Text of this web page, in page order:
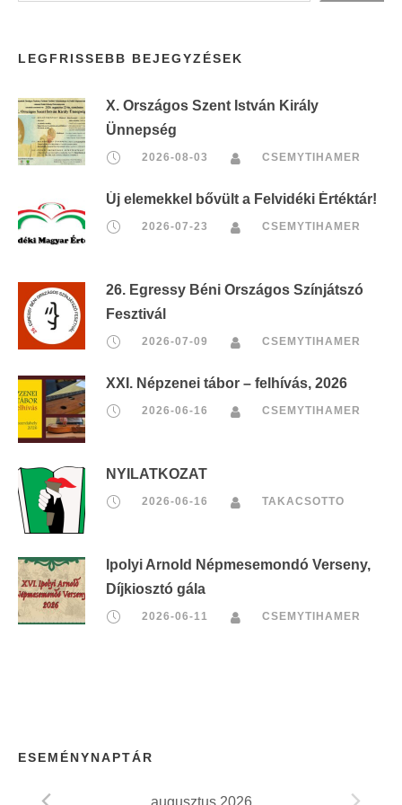
LEGFRISSEBB BEJEGYZÉSEK
X. Országos Szent István Király
Ünnepség
2026-08-03 CSEMYTIHAMER
Új elemekkel bővült a Felvidéki Értéktár!
2026-07-23 CSEMYTIHAMER
26. Egressy Béni Országos Színjátszó
Fesztivál
2026-07-09 CSEMYTIHAMER
XXI. Népzenei tábor – felhívás, 2026
2026-06-16 CSEMYTIHAMER
NYILATKOZAT
2026-06-16 TAKACSOTTO
Ipolyi Arnold Népmesemondó Verseny,
Díjkiosztó gála
2026-06-11 CSEMYTIHAMER
ESEMÉNYNAPTÁR